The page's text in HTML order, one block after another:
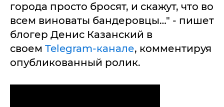
города просто бросят, и скажут, что во
всем виноваты бандеровцы…" - пишет
блогер Денис Казанский в
своем Telegram-канале, комментируя
опубликованный ролик.